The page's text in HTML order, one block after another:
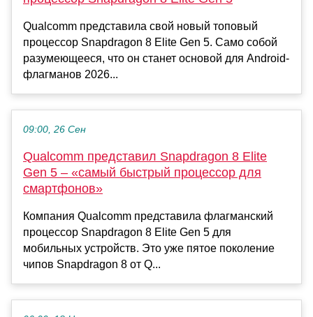
Qualcomm представила свой новый топовый
процессор Snapdragon 8 Elite Gen 5. Само собой
разумеющееся, что он станет основой для Android-
флагманов 2026...
09:00, 26 Сен
Qualcomm представил Snapdragon 8 Elite
Gen 5 – «самый быстрый процессор для
смартфонов»
Компания Qualcomm представила флагманский
процессор Snapdragon 8 Elite Gen 5 для
мобильных устройств. Это уже пятое поколение
чипов Snapdragon 8 от Q...